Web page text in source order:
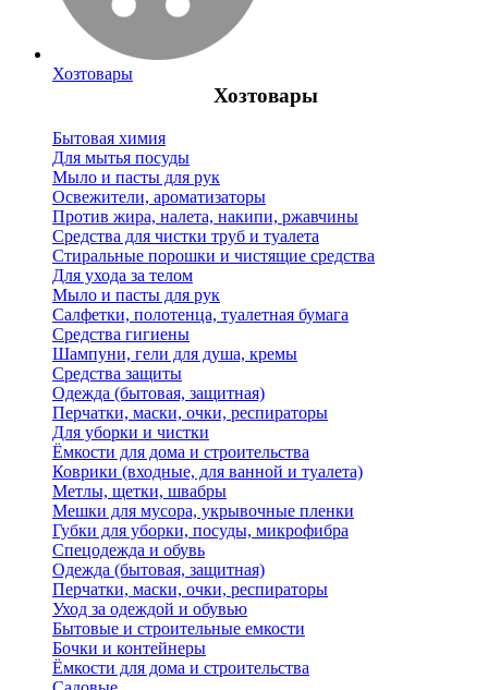
Хозтовары
Хозтовары
Бытовая химия
Для мытья посуды
Мыло и пасты для рук
Освежители, ароматизаторы
Против жира, налета, накипи, ржавчины
Средства для чистки труб и туалета
Стиральные порошки и чистящие средства
Для ухода за телом
Мыло и пасты для рук
Салфетки, полотенца, туалетная бумага
Средства гигиены
Шампуни, гели для душа, кремы
Средства защиты
Одежда (бытовая, защитная)
Перчатки, маски, очки, респираторы
Для уборки и чистки
Ёмкости для дома и строительства
Коврики (входные, для ванной и туалета)
Метлы, щетки, швабры
Мешки для мусора, укрывочные пленки
Губки для уборки, посуды, микрофибра
Спецодежда и обувь
Одежда (бытовая, защитная)
Перчатки, маски, очки, респираторы
Уход за одеждой и обувью
Бытовые и строительные емкости
Бочки и контейнеры
Ёмкости для дома и строительства